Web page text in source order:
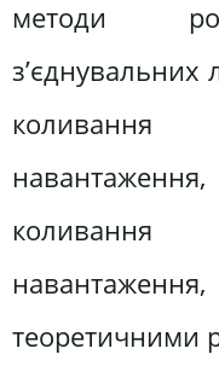
методи
з’єднувальних
теоретичними